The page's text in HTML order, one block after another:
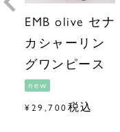
EMB olive セナ
カシャーリン
グワンピース
new
¥29,700 税込